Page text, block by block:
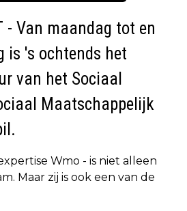
- Van maandag tot en
is 's ochtends het
van het Sociaal
Maatschappelijk
Wmo - is niet alleen
Maar zij is ook een van de